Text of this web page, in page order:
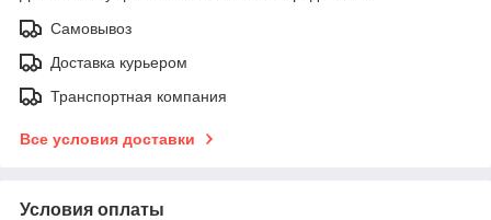
Самовывоз
Доставка курьером
Транспортная компания
Все условия доставки
Условия оплаты